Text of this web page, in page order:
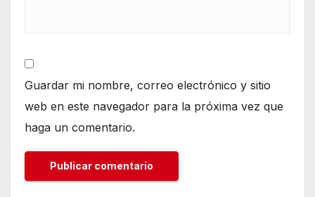
Guardar mi nombre, correo electrónico y sitio
web en este navegador para la próxima vez que
haga un comentario.